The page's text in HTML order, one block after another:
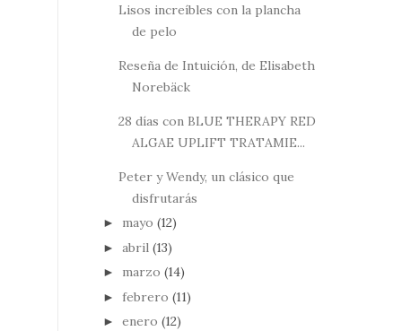
Lisos increíbles con la plancha
de pelo
Reseña de Intuición, de Elisabeth
Norebäck
28 días con BLUE THERAPY RED
ALGAE UPLIFT TRATAMIE...
Peter y Wendy, un clásico que
disfrutarás
► mayo (12)
► abril (13)
► marzo (14)
► febrero (11)
► enero (12)